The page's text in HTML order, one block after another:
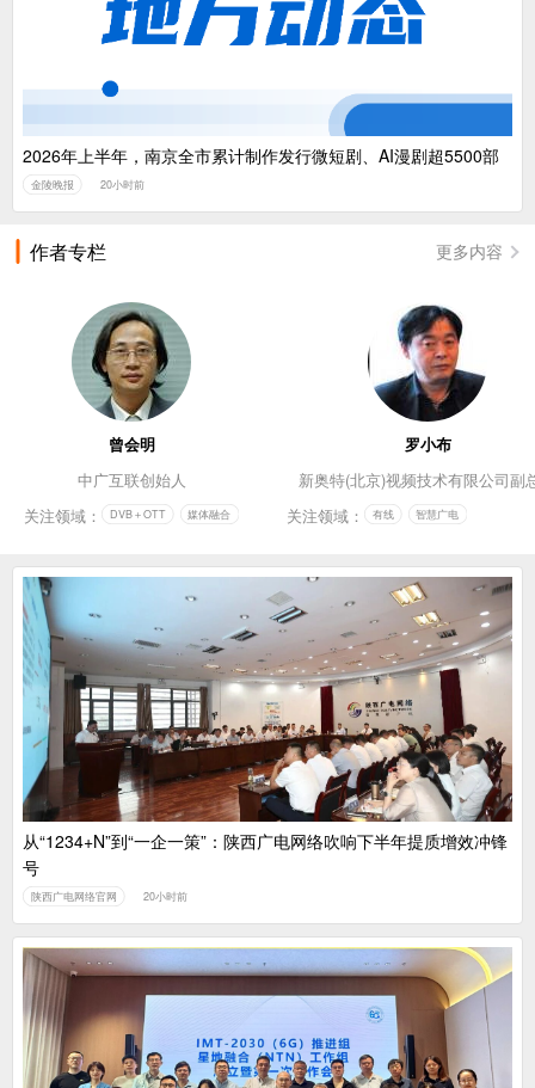
2026年上半年，南京全市累计制作发行微短剧、AI漫剧超5500部
金陵晚报 20小时前
作者专栏 更多内容
曾会明
中广互联创始人
关注领域：
DVB＋OTT 媒体融合
罗小布
新奥特(北京)视频技术有限公司副
关注领域：
有线 智慧广电
从“1234+N”到“一企一策”：陕西广电网络吹响下半年提质增效冲锋
号
陕西广电网络官网 20小时前